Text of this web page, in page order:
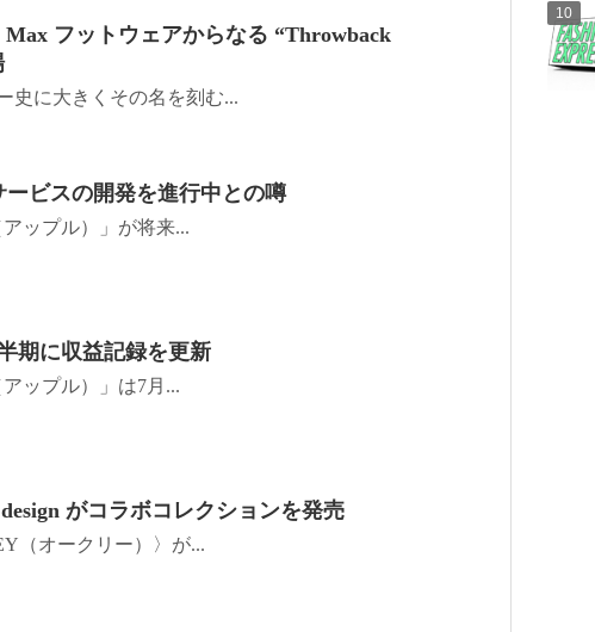
フットウェアからなる “Throwback
史に大きくその名を刻む...
ビスの開発を進行中との噂
ップル）」が将来...
期に収益記録を更新
ップル）」は7月...
がコラボコレクションを発売
（オークリー）〉が...